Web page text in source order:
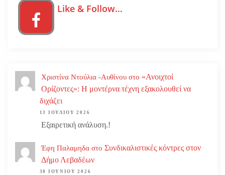
Like & Follow…
Χριστίνα Ντούλια -Αυθίνου στο «Ανοιχτοί
Ορίζοντες»: Η μοντέρνα τέχνη εξακολουθεί να
διχάζει
13 ΙΟΥΛΊΟΥ 2026
Εξαιρετική ανάλυση.!
Έφη Παλαμηδα στο Συνδικαλιστικές κόντρες στον
Δήμο Λεβαδέων
30 ΙΟΥΝΊΟΥ 2026